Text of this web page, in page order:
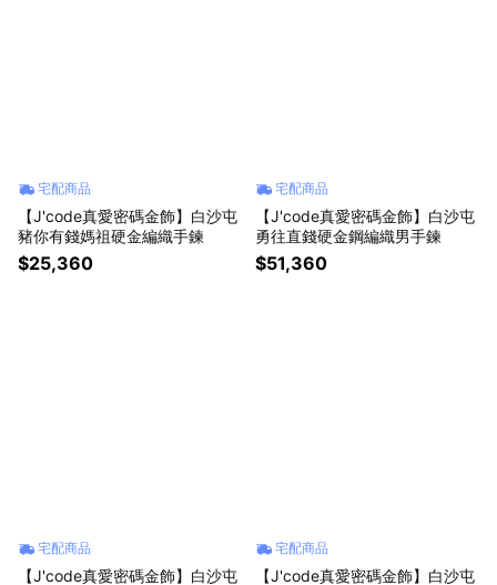
宅配商品
【J'code真愛密碼金飾】白沙屯
豬你有錢媽祖硬金編織手鍊
$25,360
宅配商品
【J'code真愛密碼金飾】白沙屯
勇往直錢硬金鋼編織男手鍊
$51,360
宅配商品
【J'code真愛密碼金飾】白沙屯
宅配商品
【J'code真愛密碼金飾】白沙屯